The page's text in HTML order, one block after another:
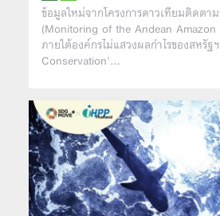
ข้อมูลใหม่จากโครงการดาวเทียมติดตา
(Monitoring of the Andean
ภายใต้องค์กรไม่แสวงผลกำไรของสหรัฐ
Conservation’…